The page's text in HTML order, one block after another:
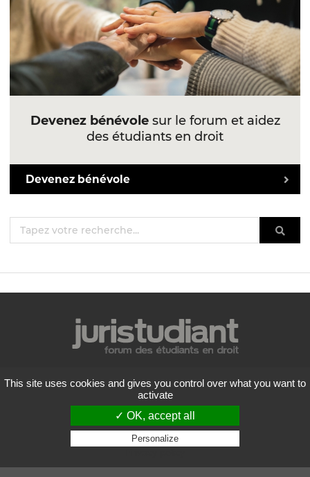
Devenez bénévolesur le forum et aidez
des étudiants en droit
Devenez bénévole
Mentions légales
Politique de confidentialité
Conditions générales d'utilisation
Liste des forums
Contactez-nous
Copyright
2026 Juristudiant.com - Tous droits réservés
This site uses cookies and gives you control over what you want to
activate
✓ OK, accept all
Personalize